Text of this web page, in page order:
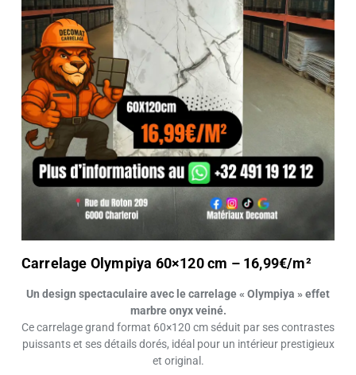
Carrelage Olympiya 60×120 cm – 16,99€/m²
Un design spectaculaire avec le carrelage « Olympiya » effet
marbre onyx veiné.
Ce carrelage grand format 60×120 cm séduit par ses contrastes
puissants et ses détails dorés, idéal pour un intérieur prestigieux
et original.